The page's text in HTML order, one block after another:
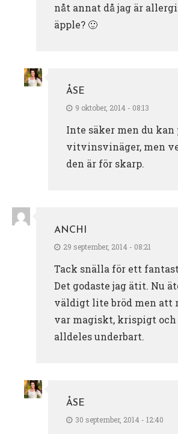
nåt annat då jag är
äpple? 🙂
ÅSE
9 oktober, 2014 - 08:13
Inte säker men du kan
vitvinsvinäger, men
den är för skarp.
ANCHI
29 september, 2014 - 08:21
Tack snälla för ett
Det godaste jag ätit. Nu
väldigt lite bröd men att
var magiskt, krispigt
alldeles underbart.
ÅSE
30 september, 2014 - 12:40